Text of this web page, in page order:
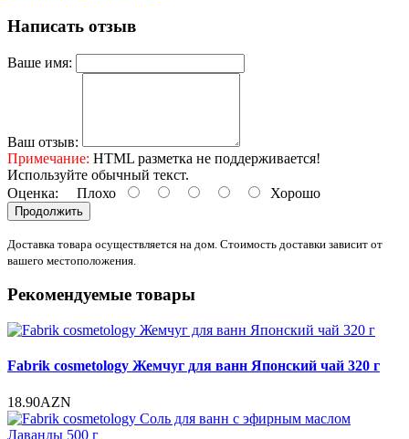
Написать отзыв
Ваше имя:
Ваш отзыв:
Примечание: HTML разметка не поддерживается!
Используйте обычный текст.
Оценка: Плохо Хорошо
Продолжить
Доставка товара осуществляется на дом. Стоимость доставки зависит от
вашего местоположения.
Рекомендуемые товары
Fabrik cosmetology Жемчуг для ванн Японский чай 320 г
18.90AZN